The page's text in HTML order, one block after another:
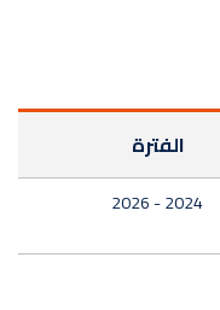
الفترة
2024 - 2026